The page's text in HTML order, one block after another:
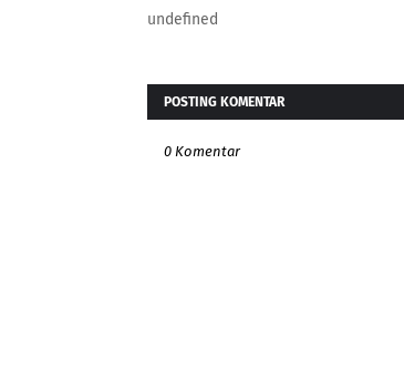
undefined
POSTING KOMENTAR
0 Komentar